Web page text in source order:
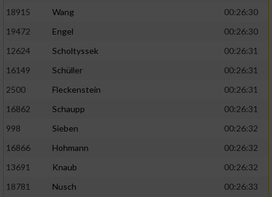
18915
Wang
00:26:30
19472
Engel
00:26:30
12624
Scholtyssek
00:26:31
16149
Schüller
00:26:31
2500
Fleckenstein
00:26:31
16862
Schaupp
00:26:31
998
Sieben
00:26:32
16866
Hohmann
00:26:32
13691
Knaub
00:26:32
18781
Nusch 00:26:33